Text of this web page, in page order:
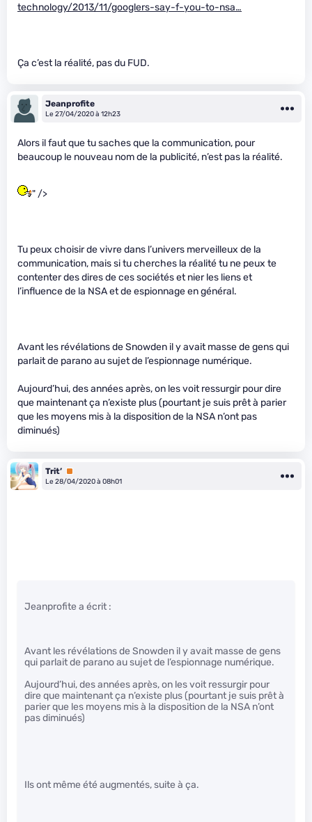
technology/2013/11/googlers-say-f-you-to-nsa…
Ça c’est la réalité, pas du FUD.
Jeanprofite
Le 27/04/2020 à 12h23
Alors il faut que tu saches que la communication, pour
beaucoup le nouveau nom de la publicité, n’est pas la réalité.
" />
Tu peux choisir de vivre dans l’univers merveilleux de la
communication, mais si tu cherches la réalité tu ne peux te
contenter des dires de ces sociétés et nier les liens et
l’influence de la NSA et de espionnage en général.
Avant les révélations de Snowden il y avait masse de gens qui
parlait de parano au sujet de l’espionnage numérique.
Aujourd’hui, des années après, on les voit ressurgir pour dire
que maintenant ça n’existe plus (pourtant je suis prêt à parier
que les moyens mis à la disposition de la NSA n’ont pas
diminués)
Trit’ Premium
Le 28/04/2020 à 08h01
Jeanprofite a écrit :
Avant les révélations de Snowden il y avait masse de gens
qui parlait de parano au sujet de l’espionnage numérique.
Aujourd’hui, des années après, on les voit ressurgir pour
dire que maintenant ça n’existe plus (pourtant je suis prêt à
parier que les moyens mis à la disposition de la NSA n’ont
pas diminués)
Ils ont même été augmentés, suite à ça.